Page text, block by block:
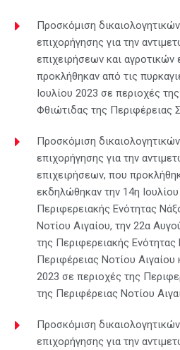
Προσκόμιση
επιχορήγησης για την
επιχειρήσεων και
προκλήθηκαν από τις
Ιουλίου 2023 σε περιοχές
Φθιώτιδας της Περιφέρειας
Προσκόμιση
επιχορήγησης για την
επιχειρήσεων, που
εκδηλώθηκαν την 14η
Περιφερειακής Ενότητας
Νοτίου Αιγαίου, την 22α
της Περιφερειακής
Περιφέρειας Νοτίου
2023 σε περιοχές της
της Περιφέρειας Νοτίου
Προσκόμιση
επιχορήγησης για την